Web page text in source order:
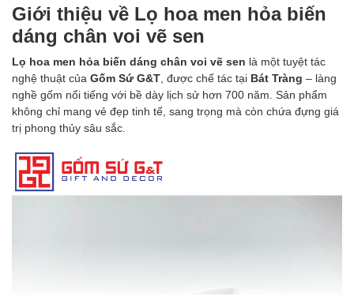
Giới thiệu về Lọ hoa men hỏa biến
dáng chân voi vẽ sen
Lọ hoa men hỏa biến dáng chân voi vẽ sen là một tuyệt tác
nghệ thuật của Gốm Sứ G&T , được chế tác tại Bát Tràng – làng
nghề gốm nổi tiếng với bề dày lịch sử hơn 700 năm. Sản phẩm
không chỉ mang vẻ đẹp tinh tế, sang trọng mà còn chứa đựng giá
trị phong thủy sâu sắc.